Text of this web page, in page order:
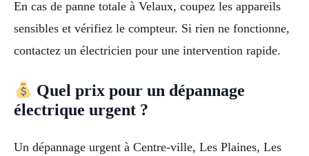
En cas de panne totale à Velaux, coupez les appareils
sensibles et vérifiez le compteur. Si rien ne fonctionne,
contactez un électricien pour une intervention rapide.
Quel prix pour un dépannage
électrique urgent ?
Un dépannage urgent à Centre-ville, Les Plaines, Les